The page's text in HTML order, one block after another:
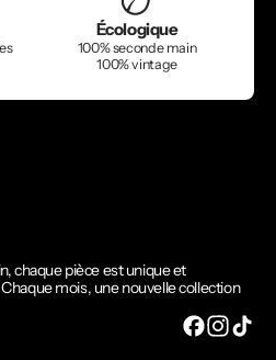
Écologique
100% seconde main
100% vintage
chaque pièce est unique et
mois, une nouvelle collection